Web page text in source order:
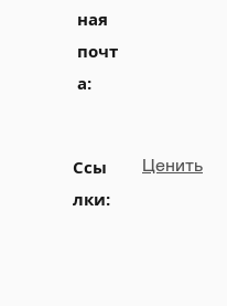
ная
почт
а:
Ссы
лки:
Ценить